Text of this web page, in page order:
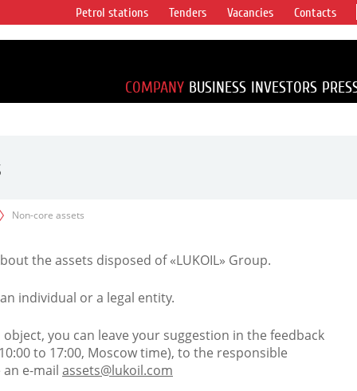
vertical
Petrol stations Tenders Vacancies Contacts
COMPANY BUSINESS INVESTORS
Non-core assets
the assets disposed of «LUKOIL» Group.
individual or a legal entity.
you can leave your suggestion in the feedback
to 17:00, Moscow time), to the responsible
an e-mail assets@lukoil.com